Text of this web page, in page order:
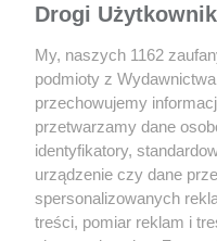
Drogi
My, naszych 1162
podmioty z
przechowujemy
przetwarzamy dane
identyfikatory,
urządzenie czy dane
spersonalizowanych
treści, pomiar reklam i